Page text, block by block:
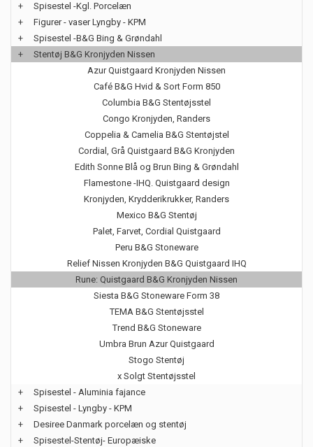
+
Spisestel -Kgl. Porcelæn
+
Figurer - vaser Lyngby - KPM
+
Spisestel -B&G Bing & Grøndahl
+
Stentøj B&G Kronjyden Nissen
Azur Quistgaard Kronjyden Nissen
Café B&G Hvid & Sort Form 850
Columbia B&G Stentøjsstel
Congo Kronjyden, Randers
Coppelia & Camelia B&G Stentøjstel
Cordial, Grå Quistgaard B&G Kronjyden
Edith Sonne Blå og Brun Bing & Grøndahl
Flamestone -IHQ. Quistgaard design
Kronjyden, Krydderikrukker, Randers
Mexico B&G Stentøj
Palet, Farvet, Cordial Quistgaard
Peru B&G Stoneware
Relief Nissen Kronjyden B&G Quistgaard IHQ
Rune: Quistgaard B&G Kronjyden Nissen
Siesta B&G Stoneware Form 38
TEMA B&G Stentøjsstel
Trend B&G Stoneware
Umbra Brun Azur Quistgaard
Stogo Stentøj
x Solgt Stentøjsstel
+
Spisestel - Aluminia fajance
+
Spisestel - Lyngby - KPM
+
Desiree Danmark porcelæn og stentøj
+
Spisestel-Stentøj- Europæiske